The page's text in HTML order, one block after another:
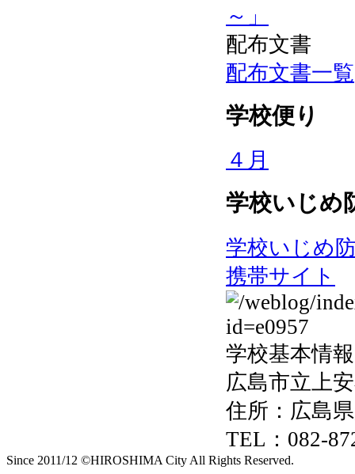
～」
配布文書
配布文書一覧
学校便り
４月
学校いじめ
学校いじめ
携帯サイト
学校基本情報
広島市立上
住所：広島
TEL：082-
Since 2011/12 ©HIROSHIMA City All Rights Reserved.